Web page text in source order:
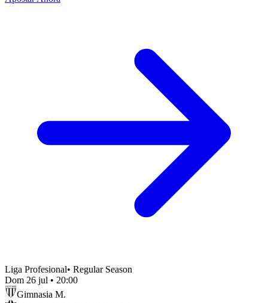
Liga Profesional• Regular Season
Dom 26 jul • 20:00
Gimnasia M.